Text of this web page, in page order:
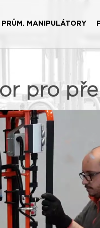
PRŮM. MANIPULÁTORY
pro